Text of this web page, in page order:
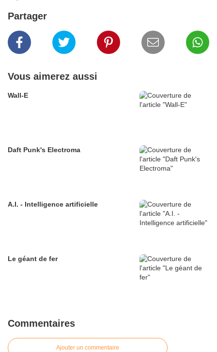
Partager
Vous aimerez aussi
Wall-E
Daft Punk's Electroma
A.I. - Intelligence artificielle
Le géant de fer
Commentaires
Ajouter un commentaire